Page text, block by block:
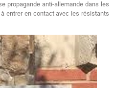
propagande anti-allemande dans les
entrer en contact avec les résistants